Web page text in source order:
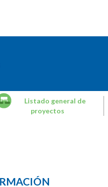
Listado general de
proyectos